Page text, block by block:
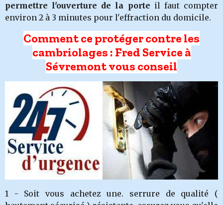
permettre l'ouverture de la porte il faut compter
environ 2 à 3 minutes pour l'effraction du domicile.
Comment ce protéger contre les
cambriolages : Fred Service à
Sévremont vous conseil
1 - Soit vous achetez une. serrure de qualité (